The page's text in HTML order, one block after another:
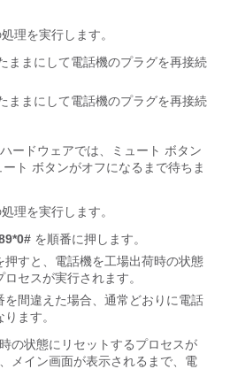
理を実行します。
ままにして電話機のプラグを再接続
ままにして電話機のプラグを再接続
ードウェアでは、ミュート ボタン
ト ボタンがオフになるまで待ちま
理を実行します。
を順番に押します。
押すと、電話機を工場出荷時の状態
セスが実行されます。
を間違えた場合、通常どおりに電話
ます。
の状態にリセットするプロセスが
メイン画面が表示されるまで、電